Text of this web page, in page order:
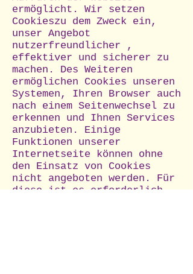
ermöglicht. Wir setzen
Cookieszu dem Zweck ein,
unser Angebot
nutzerfreundlicher ,
effektiver und sicherer zu
machen. Des Weiteren
ermöglichen Cookies unseren
Systemen, Ihren Browser auch
nach einem Seitenwechsel zu
erkennen und Ihnen Services
anzubieten. Einige
Funktionen unserer
Internetseite können ohne
den Einsatz von Cookies
nicht angeboten werden. Für
diese ist es erforderlich,